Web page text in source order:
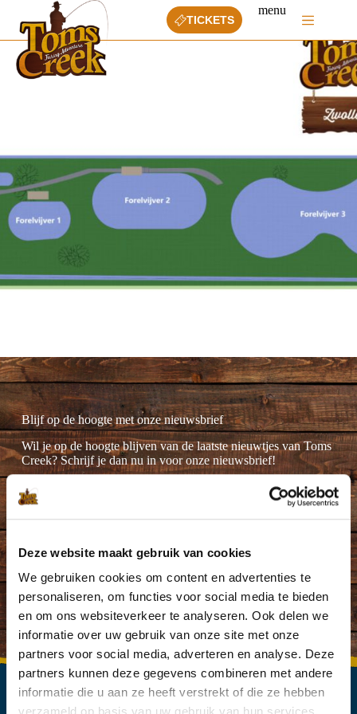
Deze website maakt gebruik van cookies
We gebruiken cookies om content en advertenties te
personaliseren, om functies voor social media te bieden
en om ons websiteverkeer te analyseren. Ook delen we
informatie over uw gebruik van onze site met onze
partners voor social media, adverteren en analyse. Deze
partners kunnen deze gegevens combineren met andere
informatie die u aan ze heeft verstrekt of die ze hebben
naar
inhoud
TICKETS
menu
Blijf op de hoogte met onze nieuwsbrief
Wil je op de hoogte blijven van de laatste nieuwtjes van Toms
Creek? Schrijf je dan nu in voor onze nieuwsbrief!
Ik ga akkoord met deprivacyverklaring.(Vereist)